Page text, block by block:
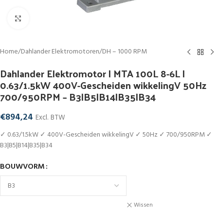
Home/Dahlander Elektromotoren/DH – 1000 RPM
Dahlander Elektromotor | MTA 100L 8-6L |
0.63/1.5kW 400V-Gescheiden wikkelingV 50Hz
700/950RPM – B3|B5|B14|B35|B34
€894,24 Excl. BTW
✓ 0.63/1.5kW ✓ 400V-Gescheiden wikkelingV ✓ 50Hz ✓ 700/950RPM ✓
B3|B5|B14|B35|B34
BOUWVORM
Wissen